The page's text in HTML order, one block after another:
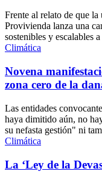
Frente al relato de que
Provivienda lanza una
sostenibles y escalables
Climática
Novena
zona cero de la
Las entidades
haya dimitido aún, no
su nefasta gestión" ni
Climática
La ‘Ley de la